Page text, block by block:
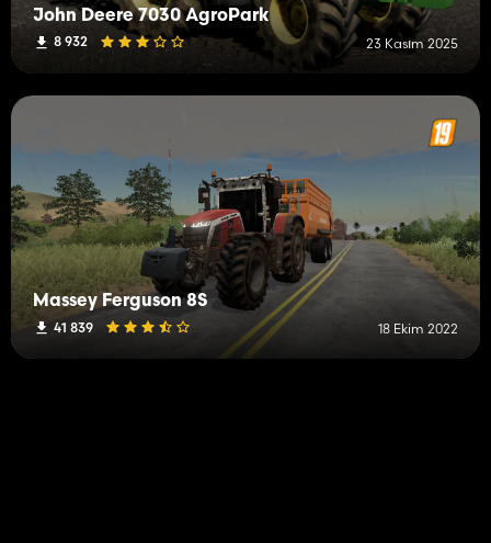
John Deere 7030 AgroPark
8 932 23 Kasım 2025
Massey Ferguson 8S
41 839 18 Ekim 2022